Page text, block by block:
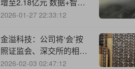
增至2.18亿元 数据+智能
双轮驱动发展
2026-01-27 22:33:12
金溢科技：公司将‘会’按
照证监会、深交所的相关
规定在定期报告中披露相
2026-02-03 02:47:12